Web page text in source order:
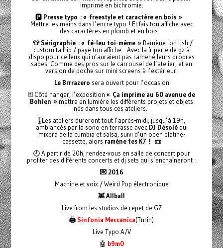
imprimé en bichromie.
🅿️ Presse typo : « freestyle et caractère en bois »
Mettre les mains dans l’encre typo ! Et fais ton affiche avec
des caractères en plomb et en bois.
👕 Sérigraphie : « fé-leu toi-même » Ramène ton tish /
custom ta frip / paye ton affiche. Avec la friperie de gz à
dispo pour celleux qui n’auraient pas ramené leurs propres
sapes. Comme des pros sur le carrousel de l’atelier, et en
version de poche sur mini screens à l’extérieur.
Le Brrrazero sera ouvert pour l’occasion
🃏 Côté hangar, l’exposition « Ça imprime au 60 avenue de
Bohlen » mettra en lumière les différents projets et objets
nés dans tous ces ateliers.
🎚️Les ateliers dureront tout l’après-midi, jusqu’à 19h,
ambiancés par la sono en terrasse avecDJ Désolé qui
mixera de la cumbia et salsa, suivi d’un open platine-
cassette, alors ramène tes K7 ! 📼
🕗 À partir de 20h, rendez-vous en salle de concert pour
profiter des différents concerts et dj sets qui s’enchaîneront :
💌 2016
Machine et voix / Weird Pop électronique
👾 Allball
Live from les studios de repet de GZ
🖨️ Sinfonia Meccanica(Turin)
Live Typo A/V
🤖 b9m0